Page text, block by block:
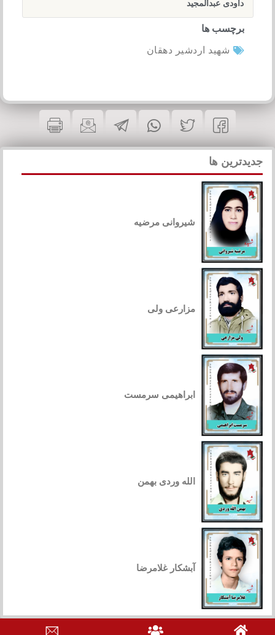
داودی عبدالمجید
برچسب ها
شهید اردشیر دهقان
جدیدترین ها
شیروانی مرضیه
مزارعی ولی
ابراهیمی سرمست
الله وردی بهمن
آبشکار غلامرضا